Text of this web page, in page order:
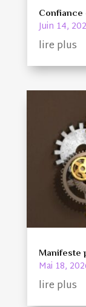
Confiance
Juin 14,
lire plus
Manifeste
Mai 18,
lire plus